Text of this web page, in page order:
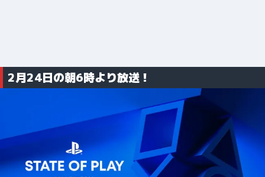
2月24日の朝6時より放送！